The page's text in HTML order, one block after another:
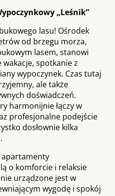
„Leśnik”
lasu! Ośrodek
od brzegu morza,
lasem, stanowi
spotkanie z
wypoczynek. Czas tutaj
ale także
doświadczeń.
harmonijnie łączy w
profesjonalne podejście
dosłownie kilka
o komforcie i relaksie
urządzone jest w
wygodę i spokój